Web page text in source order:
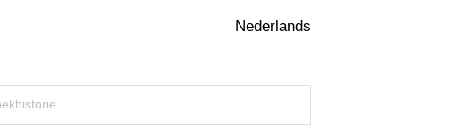
Nederlands